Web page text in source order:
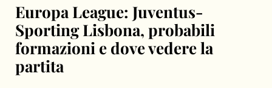
Europa League: Juventus-
Sporting Lisbona, probabili
formazioni e dove vedere la
partita